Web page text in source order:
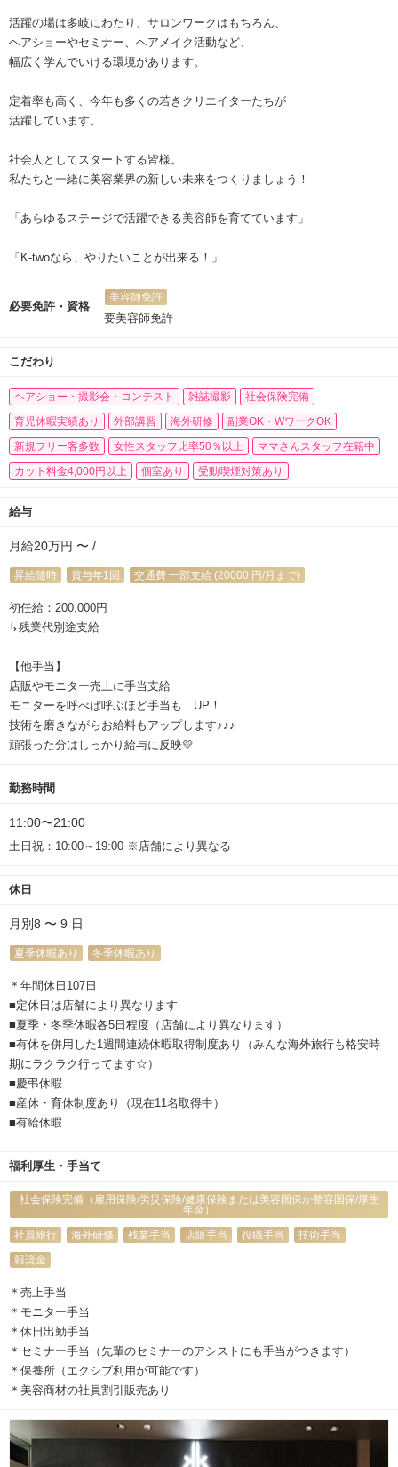
活躍の場は多岐にわたり、サロンワークはもちろん、
ヘアショーやセミナー、ヘアメイク活動など、
幅広く学んでいける環境があります。
定着率も高く、今年も多くの若きクリエイターたちが
活躍しています。
社会人としてスタートする皆様。
私たちと一緒に美容業界の新しい未来をつくりましょう！
「あらゆるステージで活躍できる美容師を育てています」
「K-twoなら、やりたいことが出来る！」
必要免許・資格
美容師免許
要美容師免許
こだわり
ヘアショー・撮影会・コンテスト 雑誌撮影
社会保険完備
育児休暇実績あり
外部講習 海外研修
副業OK・WワークOK
新規フリー客多数
女性スタッフ比率50％以上
ママさんスタッフ在籍中
カット料金4,000円以上
個室あり 受動喫煙対策あり
給与
月給20万円 〜 /
昇給随時 賞与年1回 交通費 一部支給 (20000 円/月まで)
初任給：200,000円
↳残業代別途支給
【他手当】
店販やモニター売上に手当支給
モニターを呼べば呼ぶほど手当も UP！
技術を磨きながらお給料もアップします♪♪♪
頑張った分はしっかり給与に反映💛
勤務時間
11:00〜21:00
土日祝：10:00～19:00 ※店舗により異なる
休日
月別8 〜 9 日
夏季休暇あり 冬季休暇あり
＊年間休日107日
■定休日は店舗により異なります
■夏季・冬季休暇各5日程度（店舗により異なります）
■有休を併用した1週間連続休暇取得制度あり（みんな海外旅行も格安時
期にラクラク行ってます☆）
■慶弔休暇
■産休・育休制度あり（現在11名取得中）
■有給休暇
福利厚生・手当て
社会保険完備（雇用保険/労災保険/健康保険または美容国保か整容国保/厚生
年金）
社員旅行
海外研修 残業手当 店販手当 役職手当
技術手当
報奨金
＊売上手当
＊モニター手当
＊休日出勤手当
＊セミナー手当（先輩のセミナーのアシストにも手当がつきます）
＊保養所（エクシブ利用が可能です）
＊美容商材の社員割引販売あり